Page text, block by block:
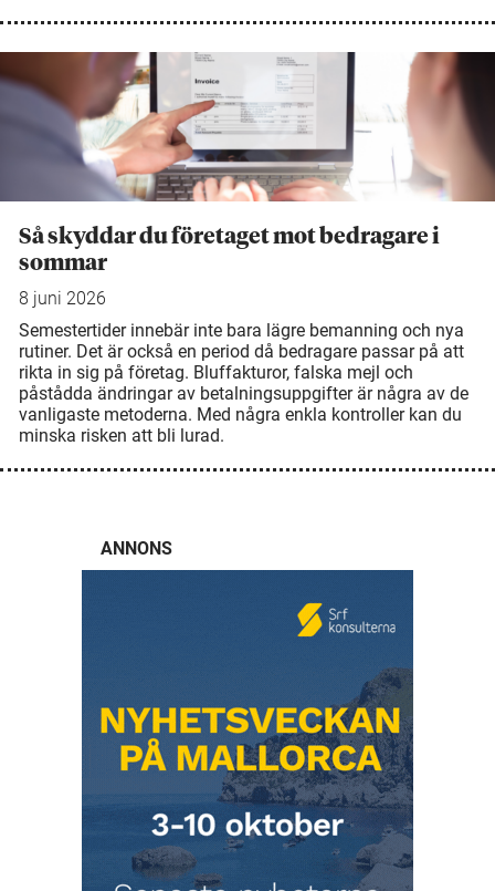
Så skyddar du företaget mot bedragare i
sommar
8 juni 2026
Semestertider innebär inte bara lägre bemanning och nya
rutiner. Det är också en period då bedragare passar på att
rikta in sig på företag. Bluffakturor, falska mejl och
påstådda ändringar av betalningsuppgifter är några av de
vanligaste metoderna. Med några enkla kontroller kan du
minska risken att bli lurad.
ANNONS